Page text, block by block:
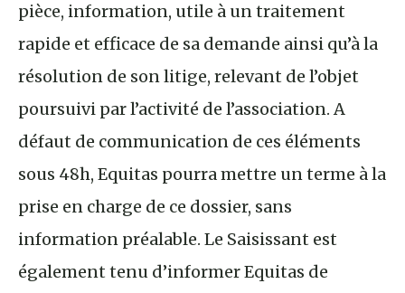
pièce, information, utile à un traitement
rapide et efficace de sa demande ainsi qu’à la
résolution de son litige, relevant de l’objet
poursuivi par l’activité de l’association. A
défaut de communication de ces éléments
sous 48h, Equitas pourra mettre un terme à la
prise en charge de ce dossier, sans
information préalable. Le Saisissant est
également tenu d’informer Equitas de